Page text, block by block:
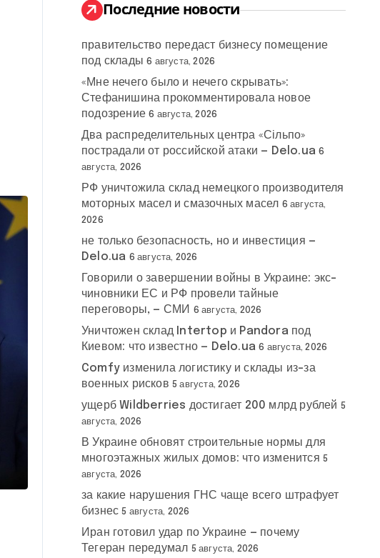
:
Последние новости
правительство передаст бизнесу помещение
под склады 6 августа, 2026
«Мне нечего было и нечего скрывать»:
Стефанишина прокомментировала новое
подозрение 6 августа, 2026
Два распределительных центра «Сільпо»
пострадали от российской атаки — Delo.ua 6
августа, 2026
РФ уничтожила склад немецкого производителя
моторных масел и смазочных масел 6 августа,
2026
не только безопасность, но и инвестиция —
Delo.ua 6 августа, 2026
Говорили о завершении войны в Украине: экс-
чиновники ЕС и РФ провели тайные
переговоры, — СМИ
6 августа, 2026
Уничтожен склад Intertop и Pandora под
Киевом: что известно — Delo.ua 6 августа, 2026
Comfy изменила логистику и склады из-за
военных рисков 5 августа, 2026
ущерб Wildberries достигает 200 млрд рублей 5
августа, 2026
В Украине обновят строительные нормы для
многоэтажных жилых домов: что изменится 5
августа, 2026
за какие нарушения ГНС чаще всего штрафует
бизнес 5 августа, 2026
Иран готовил удар по Украине — почему
Тегеран передумал 5 августа, 2026